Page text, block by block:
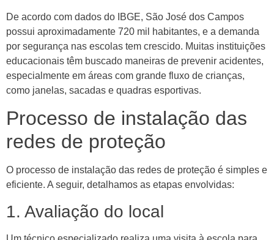
De acordo com dados do IBGE, São José dos Campos
possui aproximadamente 720 mil habitantes, e a demanda
por segurança nas escolas tem crescido. Muitas instituições
educacionais têm buscado maneiras de prevenir acidentes,
especialmente em áreas com grande fluxo de crianças,
como janelas, sacadas e quadras esportivas.
Processo de instalação das
redes de proteção
O processo de instalação das redes de proteção é simples e
eficiente. A seguir, detalhamos as etapas envolvidas:
1. Avaliação do local